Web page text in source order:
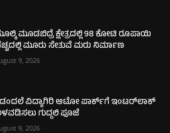
ಮೂಡಬಿದ್ರೆ ಕ್ಷೇತ್ರದಲ್ಲಿ 98 ಕೋಟಿ ರೂಪಾಯಿ
ಮೂರು ಸೇತುವೆ ಮರು ನಿರ್ಮಾಣ
9, 2026
ವಿದ್ಯಾಗಿರಿ ಆಟೋ ಪಾರ್ಕ್‌ಗೆ ಇಂಟರ್‌ಲಾಕ್
ಗುದ್ದಲಿ ಪೂಜೆ
9, 2026